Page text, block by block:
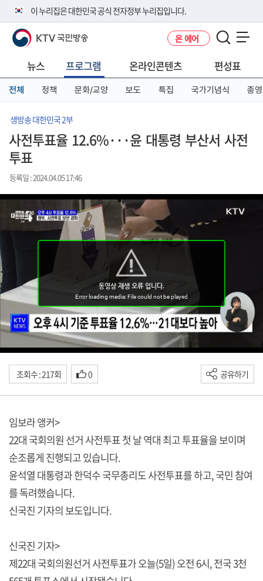
이 누리집은 대한민국 공식 전자정부 누리집입니다.
공식 누리집 주소 확인하기
니다.
이밖에 or.kr 또는 .kr등 다른 도메인 주소를 사용하고 있다면 아래 URL에
서 도메인 주소를 확인해 보세요
KTV 국민방송 온 에어
뉴스 프로그램 온라인콘텐츠 편성표
전체 정책 문화/교양 보도 특집 국가기념식 종영
생방송 대한민국 2부
사전투표율 12.6%···윤 대통령 부산서 사전
투표
등록일 : 2024.04.05 17:46
조회수 : 217회 0 공유하기
임보라 앵커>
22대 국회의원 선거 사전투표 첫 날 역대 최고 투표율을 보이며
순조롭게 진행되고 있습니다.
윤석열 대통령과 한덕수 국무총리도 사전투표를 하고, 국민 참여
를 독려했습니다.
신국진 기자의 보도입니다.
신국진 기자>
제22대 국회의원선거 사전투표가 오늘(5일) 오전 6시, 전국 3천